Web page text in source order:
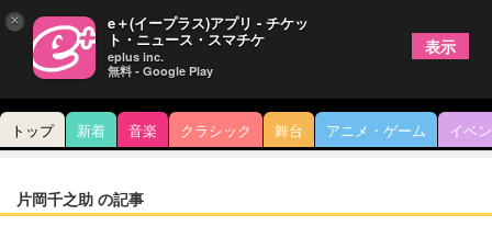
トップ 新着 音楽 クラシック 舞台 アニメ・ゲーム イベ
片岡千之助 の記事
× e＋(イープラス)アプリ - チケッ
ト・ニュース・スマチケ
eplus inc.
無料 - Google Play
表示